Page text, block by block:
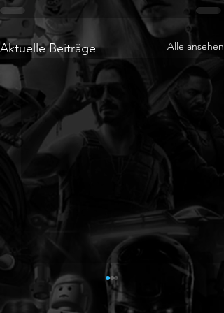
Aktuelle Beiträge Alle ansehen